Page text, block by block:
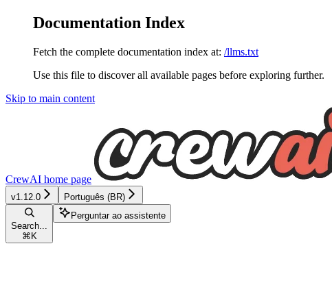
Documentation Index
Fetch the complete documentation index at: /llms.txt
Use this file to discover all available pages before exploring further.
Skip to main content
CrewAI home page
v1.12.0 Português (BR)
Search...
⌘ K
Perguntar ao assistente